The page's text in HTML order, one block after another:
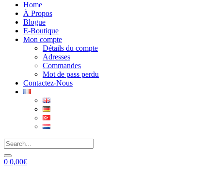
Home
À Propos
Blogue
E-Boutique
Mon compte
Détails du compte
Adresses
Commandes
Mot de pass perdu
Contactez-Nous
0 0,00€